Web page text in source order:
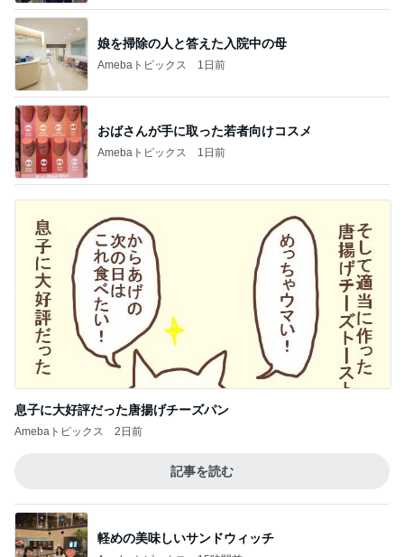
娘を掃除の人と答えた入院中の母
Amebaトピックス 1日前
おばさんが手に取った若者向けコスメ
Amebaトピックス 1日前
息子に大好評だった唐揚げチーズパン
Amebaトピックス 2日前
記事を読む
軽めの美味しいサンドウィッチ